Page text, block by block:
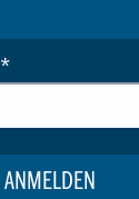
*
ANMELDEN